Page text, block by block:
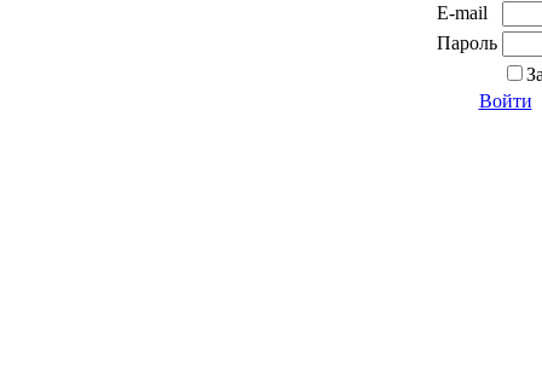
E-mail
Пароль
Войти